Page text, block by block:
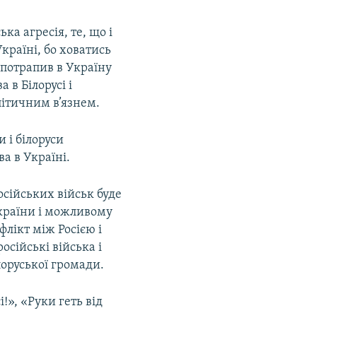
агресія, те, що і
бо ховатись
в Україну
Білорусі і
в’язнем.
білоруси
в Україні.
військ буде
і можливому
між Росією і
війська і
громади.
«Руки геть від